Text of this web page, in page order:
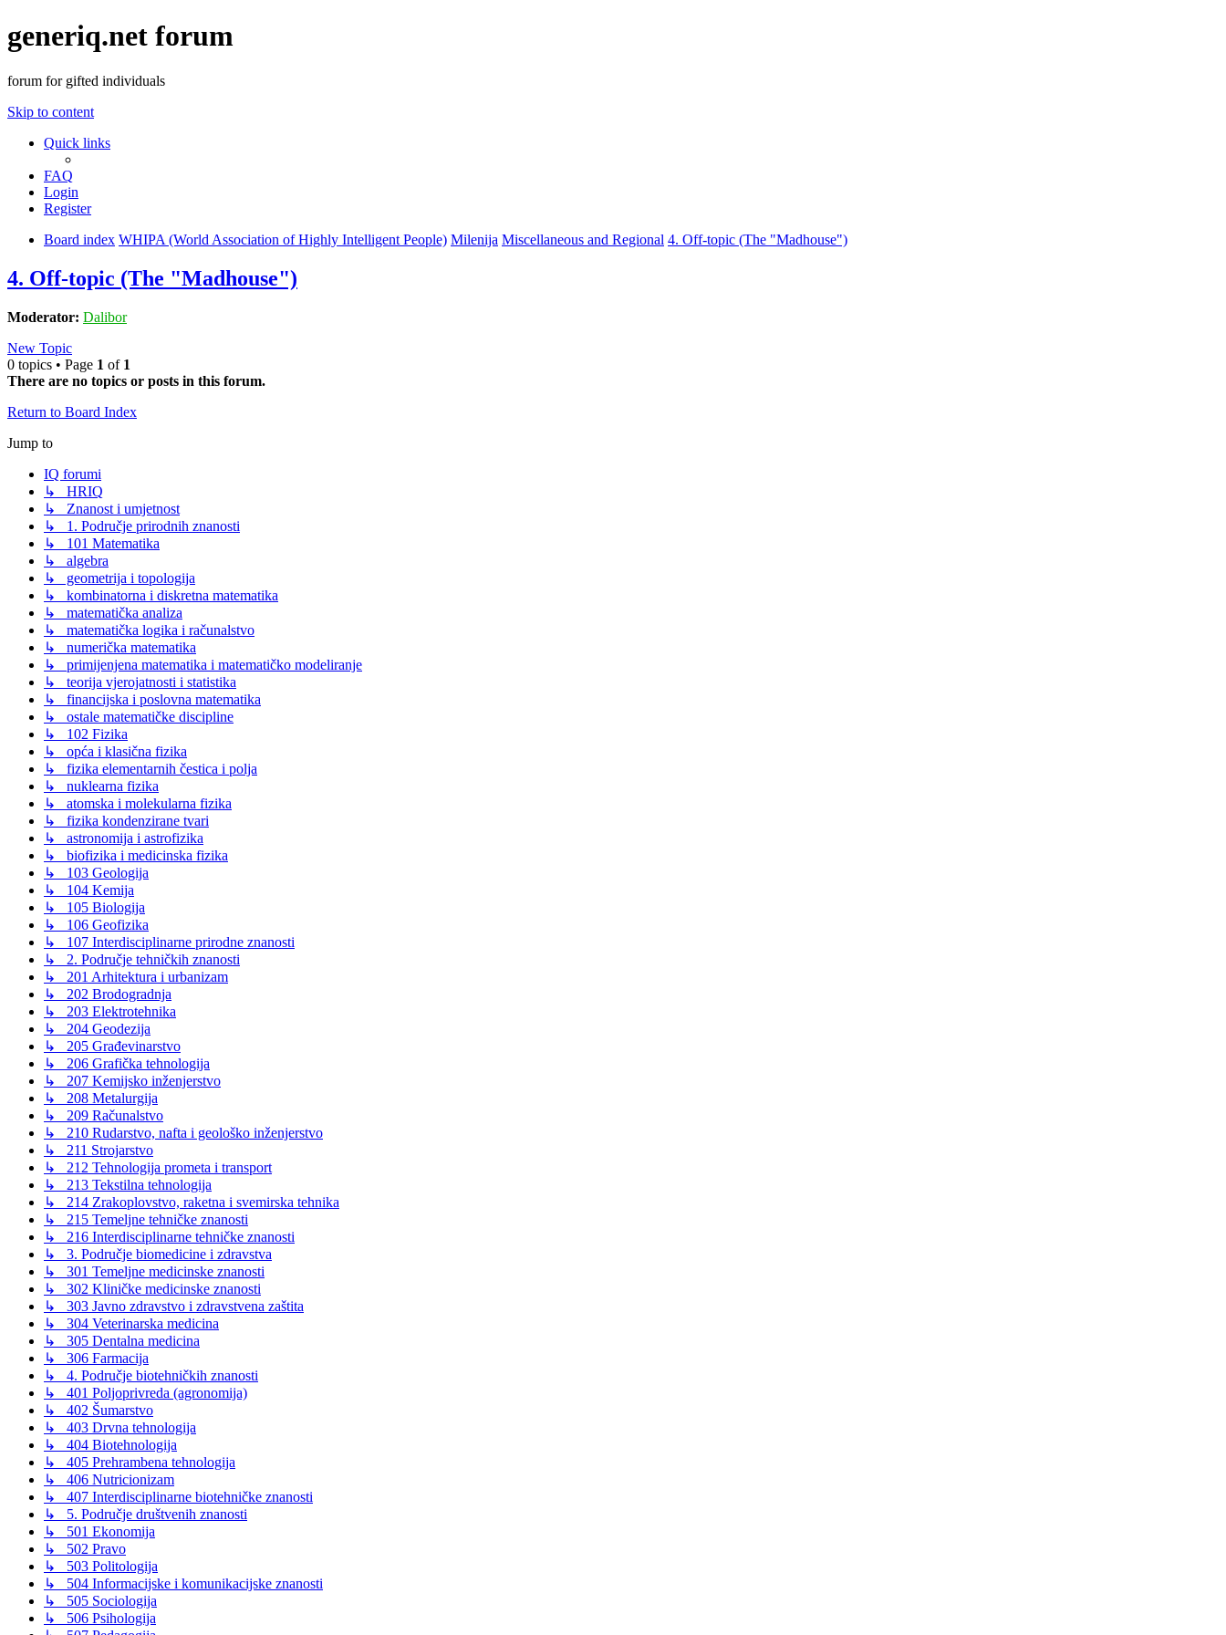
generiq.net forum
forum for gifted individuals
Skip to content
Quick links
FAQ
Login
Register
Board index WHIPA (World Association of Highly Intelligent People) Milenija Miscellaneous and Regional 4. Off-topic (The "Madhouse")
4. Off-topic (The "Madhouse")
Moderator: Dalibor
New Topic
0 topics • Page 1 of 1
There are no topics or posts in this forum.
Return to Board Index
Jump to
IQ forumi
↳ HRIQ
↳ Znanost i umjetnost
↳ 1. Područje prirodnih znanosti
↳ 101 Matematika
↳ algebra
↳ geometrija i topologija
↳ kombinatorna i diskretna matematika
↳ matematička analiza
↳ matematička logika i računalstvo
↳ numerička matematika
↳ primijenjena matematika i matematičko modeliranje
↳ teorija vjerojatnosti i statistika
↳ financijska i poslovna matematika
↳ ostale matematičke discipline
↳ 102 Fizika
↳ opća i klasična fizika
↳ fizika elementarnih čestica i polja
↳ nuklearna fizika
↳ atomska i molekularna fizika
↳ fizika kondenzirane tvari
↳ astronomija i astrofizika
↳ biofizika i medicinska fizika
↳ 103 Geologija
↳ 104 Kemija
↳ 105 Biologija
↳ 106 Geofizika
↳ 107 Interdisciplinarne prirodne znanosti
↳ 2. Područje tehničkih znanosti
↳ 201 Arhitektura i urbanizam
↳ 202 Brodogradnja
↳ 203 Elektrotehnika
↳ 204 Geodezija
↳ 205 Građevinarstvo
↳ 206 Grafička tehnologija
↳ 207 Kemijsko inženjerstvo
↳ 208 Metalurgija
↳ 209 Računalstvo
↳ 210 Rudarstvo, nafta i geološko inženjerstvo
↳ 211 Strojarstvo
↳ 212 Tehnologija prometa i transport
↳ 213 Tekstilna tehnologija
↳ 214 Zrakoplovstvo, raketna i svemirska tehnika
↳ 215 Temeljne tehničke znanosti
↳ 216 Interdisciplinarne tehničke znanosti
↳ 3. Područje biomedicine i zdravstva
↳ 301 Temeljne medicinske znanosti
↳ 302 Kliničke medicinske znanosti
↳ 303 Javno zdravstvo i zdravstvena zaštita
↳ 304 Veterinarska medicina
↳ 305 Dentalna medicina
↳ 306 Farmacija
↳ 4. Područje biotehničkih znanosti
↳ 401 Poljoprivreda (agronomija)
↳ 402 Šumarstvo
↳ 403 Drvna tehnologija
↳ 404 Biotehnologija
↳ 405 Prehrambena tehnologija
↳ 406 Nutricionizam
↳ 407 Interdisciplinarne biotehničke znanosti
↳ 5. Područje društvenih znanosti
↳ 501 Ekonomija
↳ 502 Pravo
↳ 503 Politologija
↳ 504 Informacijske i komunikacijske znanosti
↳ 505 Sociologija
↳ 506 Psihologija